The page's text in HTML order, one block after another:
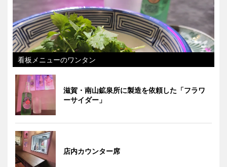
看板メニューのワンタン
滋賀・南山鉱泉所に製造を依頼した「フラワ
ーサイダー」
店内カウンター席